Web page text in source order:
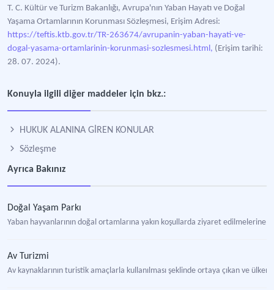
T. C. Kültür ve Turizm Bakanlığı, Avrupa'nın Yaban Hayatı ve Doğal
Yaşama Ortamlarının Korunması Sözleşmesi, Erişim Adresi:
https://teftis.ktb.gov.tr/TR-263674/avrupanin-yaban-hayati-ve-
dogal-yasama-ortamlarinin-korunmasi-sozlesmesi.html, (Erişim tarihi:
28. 07. 2024).
Konuyla ilgili diğer maddeler için bkz.:
HUKUK ALANINA GİREN KONULAR
Sözleşme
Ayrıca Bakınız
Doğal Yaşam Parkı
Yaban hayvanlarının doğal ortamlarına yakın koşullarda ziyaret
Av Turizmi
Av kaynaklarının turistik amaçlarla kullanılması şeklinde ortaya çıkan ve